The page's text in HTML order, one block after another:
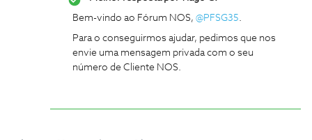
Bem-vindo ao Fórum NOS, @PFSG35.
Para o conseguirmos ajudar, pedimos que nos
envie uma mensagem privada com o seu
número de Cliente NOS.